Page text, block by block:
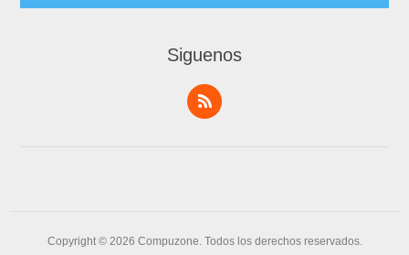
Siguenos
Copyright © 2026 Compuzone. Todos los derechos reservados.